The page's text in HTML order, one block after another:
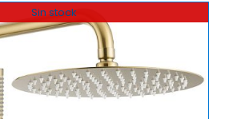
Sin stock